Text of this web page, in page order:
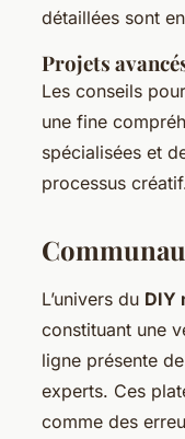
détaillées sont
Projets
Les conseils pour
une fine
spécialisées et
processus
L’univers du DIY
constituant une
ligne présente
experts. Ces
comme des